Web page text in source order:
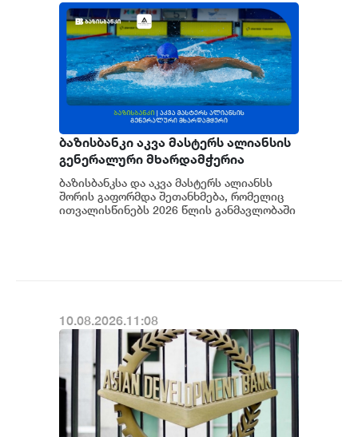
ბაზისბანკი აკვა მასტერს ალიანსის
გენერალური მხარდამჭერია
ბაზისბანკსა და აკვა მასტერს ალიანსს
შორის გაფორმდა შეთანხმება, რომელიც
ითვალისწინებს 2026 წლის განმავლობაში
10.08.2026.11:08